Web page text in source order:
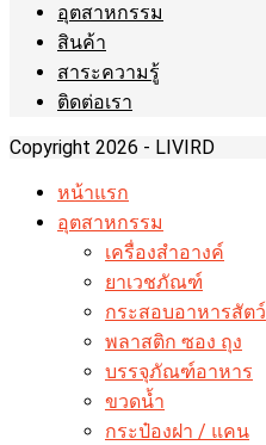
อุตสาหกรรม
สินค้า
สาระความรู้
ติดต่อเรา
Copyright 2026 - LIVIRD
หน้าแรก
อุตสาหกรรม
เครื่องสำอางค์
ยาเวชภัณฑ์
กระสอบอาหารสัตว์
พลาสติก ซอง ถุง
บรรจุภัณฑ์อาหาร
ขวดน้ำ
กระป๋องฝา / แคน